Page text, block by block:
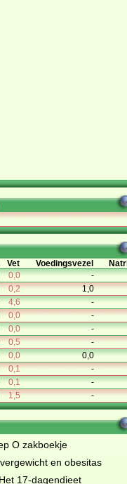
Vet Voedingsvezel
0,0 -
0,2 1,0
4,6 -
0,0 -
0,0 -
0,5 -
0,0 0,0
0,1 -
0,1 -
1,5 -